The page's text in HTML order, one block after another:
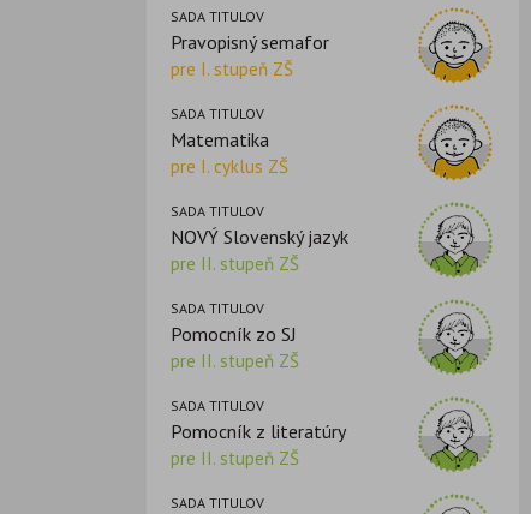
SADA TITULOV
Pravopisný semafor
pre I. stupeň ZŠ
SADA TITULOV
Matematika
pre I. cyklus ZŠ
SADA TITULOV
NOVÝ Slovenský jazyk
pre II. stupeň ZŠ
SADA TITULOV
Pomocník zo SJ
pre II. stupeň ZŠ
SADA TITULOV
Pomocník z literatúry
pre II. stupeň ZŠ
SADA TITULOV